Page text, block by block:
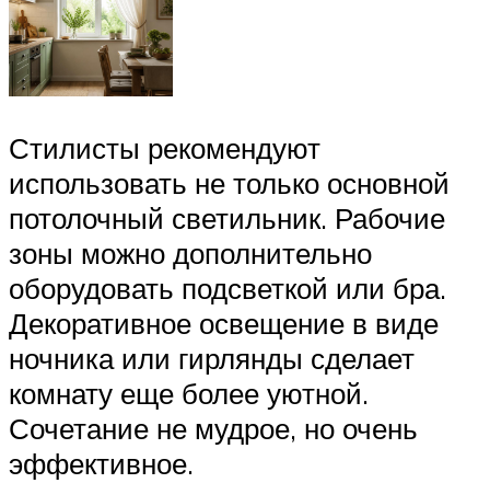
Стилисты рекомендуют
использовать не только основной
потолочный светильник. Рабочие
зоны можно дополнительно
оборудовать подсветкой или бра.
Декоративное освещение в виде
ночника или гирлянды сделает
комнату еще более уютной.
Сочетание не мудрое, но очень
эффективное.